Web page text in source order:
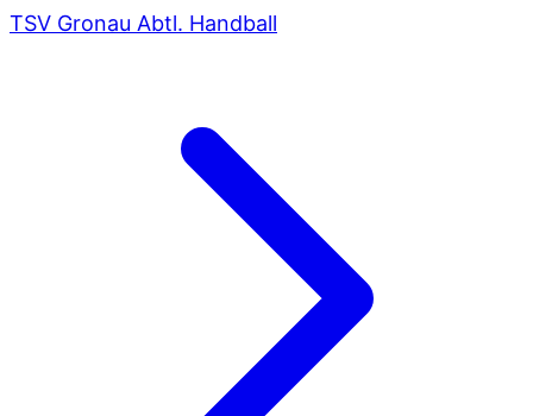
TSV Gronau Abtl. Handball